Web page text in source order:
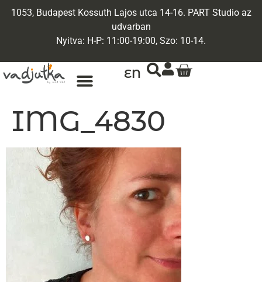
1053, Budapest Kossuth Lajos utca 14-16. PART Studio az
udvarban
Nyitva: H-P: 11:00-19:00, Szo: 10-14.
EN
IMG_4830